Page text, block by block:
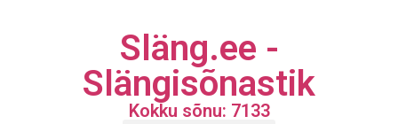
Släng.ee -
Slängisõnastik
Kokku sõnu: 7133